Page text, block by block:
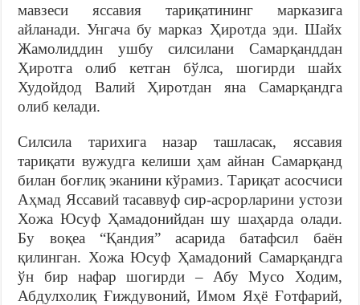
мавзеси яссавия тариқатининг марказига
айланади. Унгача бу марказ Ҳиротда эди. Шайх
Жамолиддин ушбу силсилани Самарқанддан
Ҳиротга олиб кетган бўлса, шогирди шайх
Худойдод Валий Ҳиротдан яна Самарқандга
олиб келади.
Силсила тарихига назар ташласак, яссавия
тариқати вужудга келиши ҳам айнан Самарқанд
билан боғлиқ эканини кўрамиз. Тариқат асосчиси
Аҳмад Яссавий тасаввуф сир-асрорларини устози
Хожа Юсуф Ҳамадонийдан шу шаҳарда олади.
Бу воқеа “Қандия” асарида батафсил баён
қилинган. Хожа Юсуф Ҳамадоний Самарқандга
ўн бир нафар шогирди – Абу Мусо Ходим,
Абдулхолиқ Ғиждувоний, Имом Яҳё Ғотфарий,